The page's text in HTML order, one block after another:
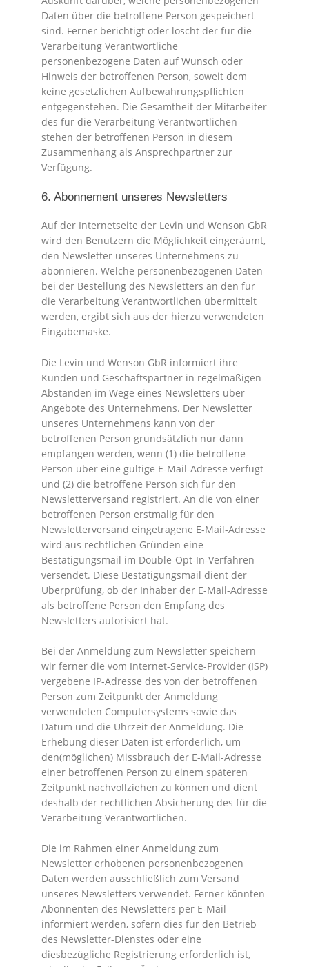
Daten über die betroffene Person gespeichert
sind. Ferner berichtigt oder löscht der für die
Verarbeitung Verantwortliche
personenbezogene Daten auf Wunsch oder
Hinweis der betroffenen Person, soweit dem
keine gesetzlichen Aufbewahrungspflichten
entgegenstehen. Die Gesamtheit der Mitarbeiter
des für die Verarbeitung Verantwortlichen
stehen der betroffenen Person in diesem
Zusammenhang als Ansprechpartner zur
Verfügung.
6. Abonnement unseres Newsletters
Auf der Internetseite der Levin und Wenson GbR
wird den Benutzern die Möglichkeit eingeräumt,
den Newsletter unseres Unternehmens zu
abonnieren. Welche personenbezogenen Daten
bei der Bestellung des Newsletters an den für
die Verarbeitung Verantwortlichen übermittelt
werden, ergibt sich aus der hierzu verwendeten
Eingabemaske.
Die Levin und Wenson GbR informiert ihre
Kunden und Geschäftspartner in regelmäßigen
Abständen im Wege eines Newsletters über
Angebote des Unternehmens. Der Newsletter
unseres Unternehmens kann von der
betroffenen Person grundsätzlich nur dann
empfangen werden, wenn (1) die betroffene
Person über eine gültige E-Mail-Adresse verfügt
und (2) die betroffene Person sich für den
Newsletterversand registriert. An die von einer
betroffenen Person erstmalig für den
Newsletterversand eingetragene E-Mail-Adresse
wird aus rechtlichen Gründen eine
Bestätigungsmail im Double-Opt-In-Verfahren
versendet. Diese Bestätigungsmail dient der
Überprüfung, ob der Inhaber der E-Mail-Adresse
als betroffene Person den Empfang des
Newsletters autorisiert hat.
Bei der Anmeldung zum Newsletter speichern
wir ferner die vom Internet-Service-Provider (ISP)
vergebene IP-Adresse des von der betroffenen
Person zum Zeitpunkt der Anmeldung
verwendeten Computersystems sowie das
Datum und die Uhrzeit der Anmeldung. Die
Erhebung dieser Daten ist erforderlich, um
den(möglichen) Missbrauch der E-Mail-Adresse
einer betroffenen Person zu einem späteren
Zeitpunkt nachvollziehen zu können und dient
deshalb der rechtlichen Absicherung des für die
Verarbeitung Verantwortlichen.
Die im Rahmen einer Anmeldung zum
Newsletter erhobenen personenbezogenen
Daten werden ausschließlich zum Versand
unseres Newsletters verwendet. Ferner könnten
Abonnenten des Newsletters per E-Mail
informiert werden, sofern dies für den Betrieb
des Newsletter-Dienstes oder eine
diesbezügliche Registrierung erforderlich ist,